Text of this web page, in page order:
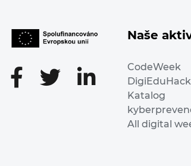
Naše
CodeWeek
DigiEduHack
Katalog
All digital